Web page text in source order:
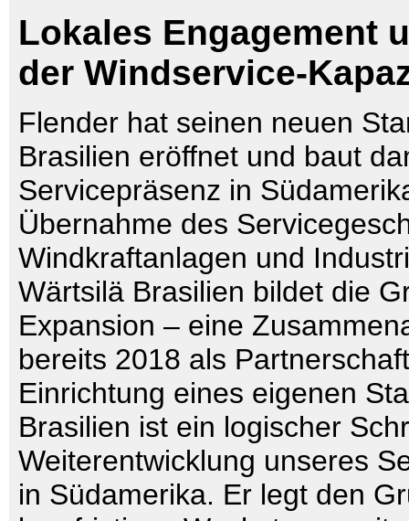
Lokales Engagement
der Windservice-
Flender hat seinen neuen
Brasilien eröffnet und baut
Servicepräsenz in
Übernahme des
Windkraftanlagen und
Wärtsilä Brasilien bildet die
Expansion – eine
bereits 2018 als
Einrichtung eines eigenen
Brasilien ist ein logischer
Weiterentwicklung unseres
in Südamerika. Er legt den